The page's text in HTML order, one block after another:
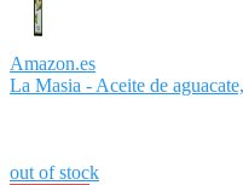
Amazon.es
La Masia - Aceite de
out of stock